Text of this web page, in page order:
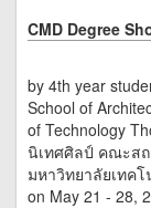
CMD Degree
by 4th year
School of
of Technology
นิเทศศิลป์ คณะส
มหาวิทยาลัยเทค
on May 21 - 28,